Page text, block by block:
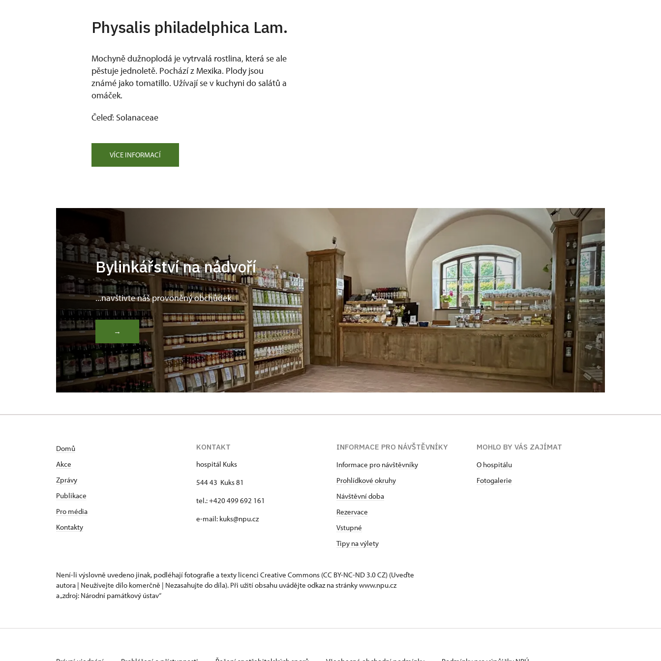
Physalis philadelphica Lam.
Mochyně dužnoplodá je vytrvalá rostlina, která se ale
pěstuje jednoletě. Pochází z Mexika. Plody jsou
známé jako tomatillo. Užívají se v kuchyni do salátů a
omáček.
Čeleď: Solanaceae
VÍCE INFORMACÍ
Bylinkářství na nádvoří
...navštivte náš provoněný obchůdek
→
Domů
Akce
Zprávy
Publikace
Pro média
Kontakty
KONTAKT
hospitál Kuks
544 43 Kuks 81
tel.: +420 499 692 161
e-mail: kuks@npu.cz
INFORMACE PRO NÁVŠTĚVNÍKY
Informace pro návštěvníky
Prohlídkové okruhy
Návštěvní doba
Rezervace
Vstupné
Tipy na výlety
MOHLO BY VÁS ZAJÍMAT
O hospitálu
Fotogalerie
Není-li výslovně uvedeno jinak, podléhají fotografie a texty licenci Creative Commons (CC BY-NC-ND 3.0 CZ) (Uveďte
autora | Neužívejte dílo komerčně | Nezasahujte do díla). Při užití obsahu uvádějte odkaz na stránky www.npu.cz
a „zdroj: Národní památkový ústav“